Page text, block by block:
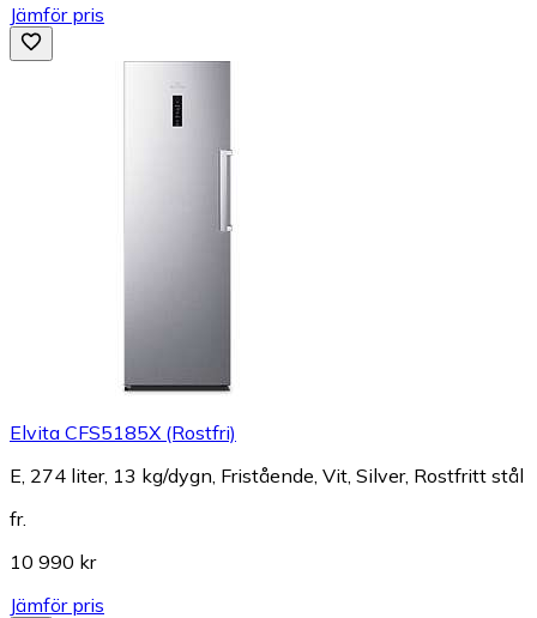
Jämför pris
Elvita CFS5185X (Rostfri)
E, 274 liter, 13 kg/dygn, Fristående, Vit, Silver, Rostfritt stål
fr.
10 990 kr
Jämför pris